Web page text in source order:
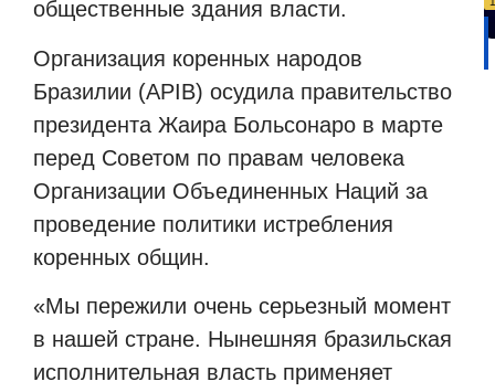
общественные здания власти.
Организация коренных народов
Бразилии (APIB) осудила правительство
президента Жаира Больсонаро в марте
перед Советом по правам человека
Организации Объединенных Наций за
проведение политики истребления
коренных общин.
«Мы пережили очень серьезный момент
в нашей стране. Нынешняя бразильская
исполнительная власть применяет